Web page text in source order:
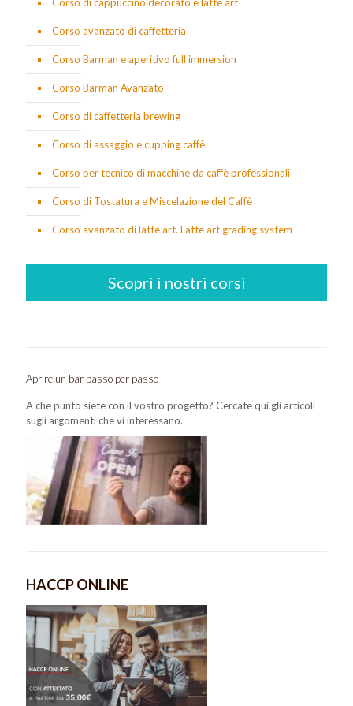
Corso avanzato di caffetteria
Corso Barman e aperitivo full immersion
Corso Barman Avanzato
Corso di caffetteria brewing
Corso di assaggio e cupping caffè
Corso per tecnico di macchine da caffè professionali
Corso di Tostatura e Miscelazione del Caffè
Corso avanzato di latte art. Latte art grading system
Scopri i nostri corsi
Aprire un bar passo per passo
A che punto siete con il vostro progetto? Cercate qui gli articoli
sugli argomenti che vi interessano.
HACCP ONLINE